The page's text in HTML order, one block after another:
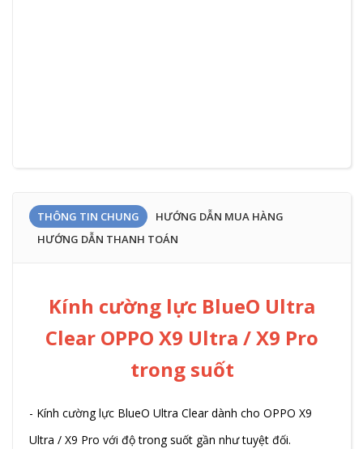
THÔNG TIN CHUNG
HƯỚNG DẪN MUA HÀNG
HƯỚNG DẪN THANH TOÁN
Kính cường lực BlueO Ultra
Clear OPPO X9 Ultra / X9 Pro
trong suốt
- Kính cường lực BlueO Ultra Clear dành cho OPPO X9
Ultra / X9 Pro với độ trong suốt gần như tuyệt đối.